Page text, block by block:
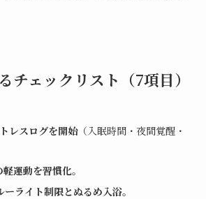
チェックリスト（7項目）
レスログを開始（入眠時間・夜間覚醒・
運動を習慣化。
ーライト制限とぬるめ入浴。